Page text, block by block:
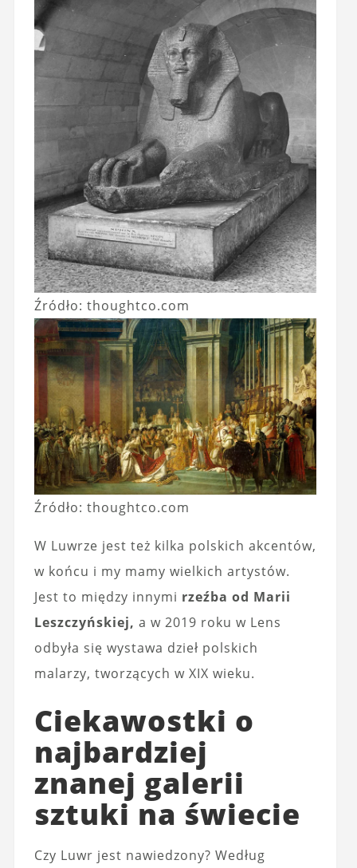
Źródło: thoughtco.com
Źródło: thoughtco.com
W Luwrze jest też kilka polskich akcentów,
w końcu i my mamy wielkich artystów.
Jest to między innymi rzeźba od Marii
Leszczyńskiej, a w 2019 roku w Lens
odbyła się wystawa dzieł polskich
malarzy, tworzących w XIX wieku.
Ciekawostki o
najbardziej
znanej galerii
sztuki na świecie
Czy Luwr jest nawiedzony? Według